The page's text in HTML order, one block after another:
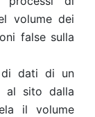
volume dei
false sulla
di dati di un
al sito dalla
il volume